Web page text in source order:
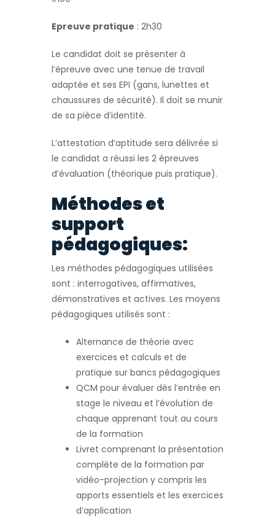
Epreuve pratique : 2h30
Le candidat doit se présenter à
l’épreuve avec une tenue de travail
adaptée et ses EPI (gans, lunettes et
chaussures de sécurité). Il doit se munir
de sa pièce d’identité.
L’attestation d’aptitude sera délivrée si
le candidat a réussi les 2 épreuves
d’évaluation (théorique puis pratique).
Méthodes et
support
pédagogiques:
Les méthodes pédagogiques utilisées
sont : interrogatives, affirmatives,
démonstratives et actives. Les moyens
pédagogiques utilisés sont :
Alternance de théorie avec
exercices et calculs et de
pratique sur bancs pédagogiques
QCM pour évaluer dès l’entrée en
stage le niveau et l’évolution de
chaque apprenant tout au cours
de la formation
Livret comprenant la présentation
complète de la formation par
vidéo-projection y compris les
apports essentiels et les exercices
d’application